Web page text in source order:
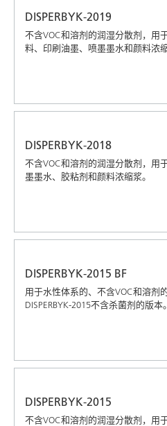
DISPERBYK-2019
不含VOC和溶剂的润湿分散剂，用
料、印刷油墨、喷墨墨水和颜料浓缩
DISPERBYK-2018
不含VOC和溶剂的润湿分散剂，用
墨墨水、胶粘剂和颜料浓缩浆。
DISPERBYK-2015 BF
用于水性体系的、不含VOC和溶剂
DISPERBYK-2015不含杀菌剂的版本。
DISPERBYK-2015
不含VOC和溶剂的润湿分散剂，用